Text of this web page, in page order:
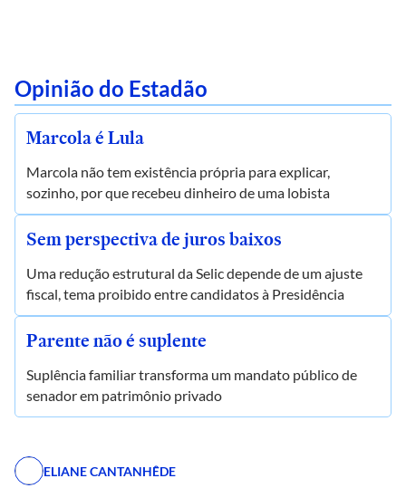
Opinião do Estadão
Marcola é Lula
Marcola não tem existência própria para explicar,
sozinho, por que recebeu dinheiro de uma lobista
Sem perspectiva de juros baixos
Uma redução estrutural da Selic depende de um ajuste
fiscal, tema proibido entre candidatos à Presidência
Parente não é suplente
Suplência familiar transforma um mandato público de
senador em patrimônio privado
ELIANE CANTANHÊDE